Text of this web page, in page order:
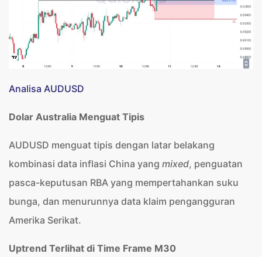
Analisa AUDUSD
Dolar Australia Menguat Tipis
AUDUSD menguat tipis dengan latar belakang
kombinasi data inflasi China yang mixed, penguatan
pasca-keputusan RBA yang mempertahankan suku
bunga, dan menurunnya data klaim pengangguran
Amerika Serikat.
Uptrend Terlihat di Time Frame M30